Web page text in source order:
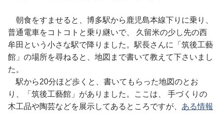
朝食をすませると、博多駅から鹿児島本線下りに乗り、
普通電車をコトコトと乗り継いで、 久留米の少し先の西
牟田という小さな駅で降りました。駅長さんに「筑後工藝
館」の場所を尋ねると、地図まで書いて教えて下さいまし
た。
駅から20分ほど歩くと、書いてもらった地図のとお
り、「筑後工藝館」がありました。ここは、 手づくりの
木工品や陶芸などを展示してあるところですが、 ある情報